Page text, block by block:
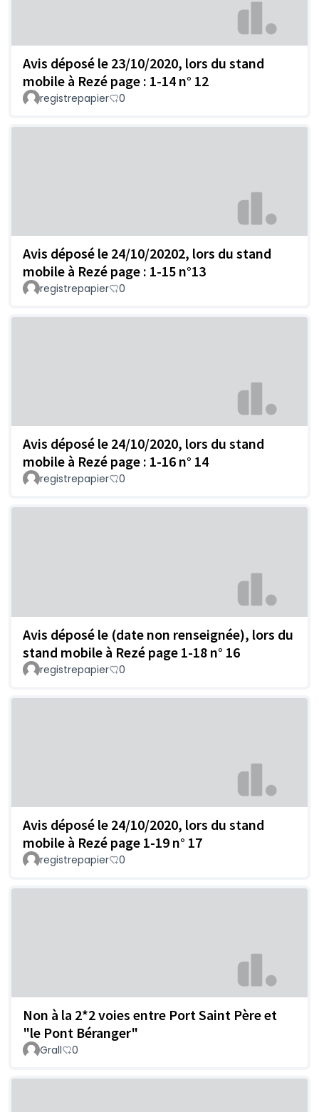
Avis déposé le 23/10/2020, lors du stand
mobile à Rezé page : 1-14 n° 12
registrepapier 0
Avis déposé le 24/10/20202, lors du stand
mobile à Rezé page : 1-15 n°13
registrepapier 0
Avis déposé le 24/10/2020, lors du stand
mobile à Rezé page : 1-16 n° 14
registrepapier 0
Avis déposé le (date non renseignée), lors du
stand mobile à Rezé page 1-18 n° 16
registrepapier 0
Avis déposé le 24/10/2020, lors du stand
mobile à Rezé page 1-19 n° 17
registrepapier 0
Non à la 2*2 voies entre Port Saint Père et
"le Pont Béranger"
Grall 0